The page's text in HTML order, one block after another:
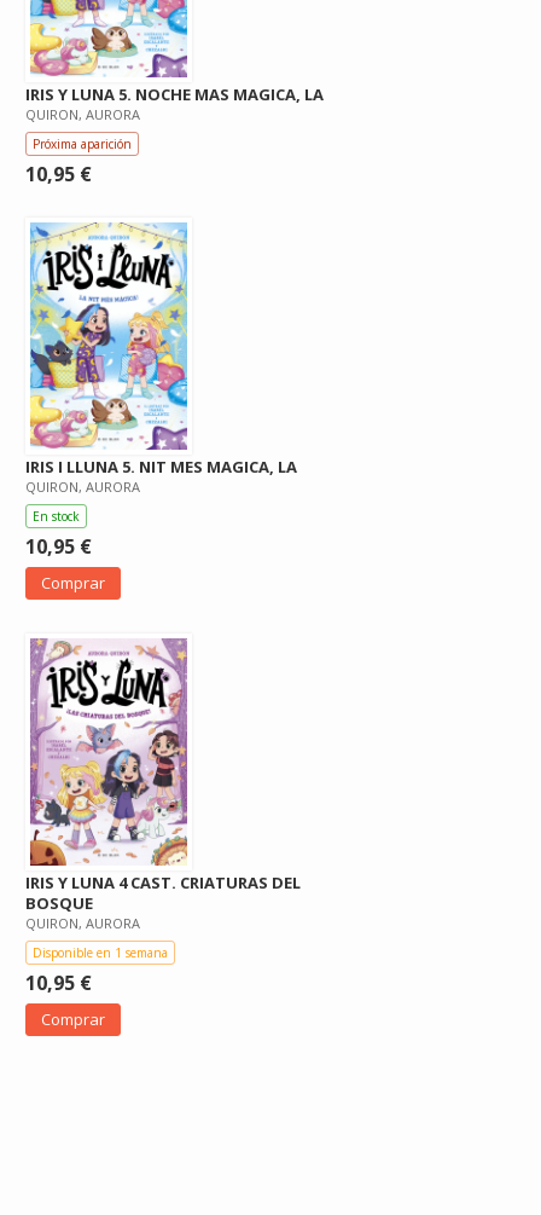
IRIS Y LUNA 5. NOCHE MAS MAGICA, LA
QUIRON, AURORA
Próxima aparición
10,95 €
IRIS I LLUNA 5. NIT MES MAGICA, LA
QUIRON, AURORA
En stock
10,95 €
Comprar
IRIS Y LUNA 4 CAST. CRIATURAS DEL
BOSQUE
QUIRON, AURORA
Disponible en 1 semana
10,95 €
Comprar